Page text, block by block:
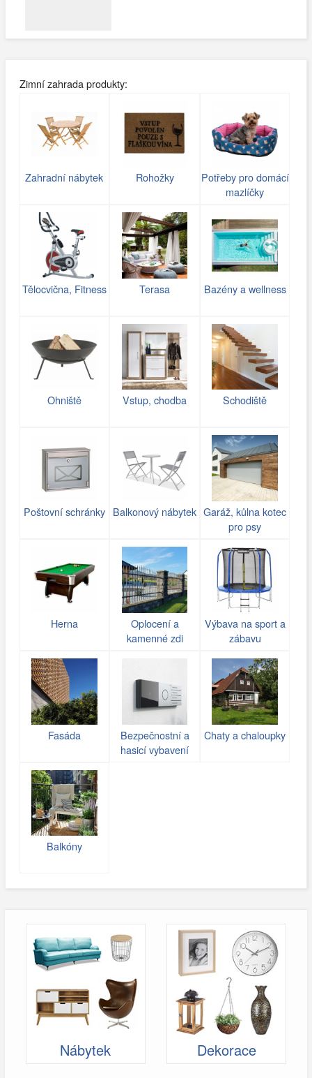
Zimní zahrada produkty:
Zahradní nábytek Rohožky
Potřeby pro domácí
mazlíčky
Tělocvična, Fitness Terasa Bazény a wellness
Ohniště Vstup, chodba Schodiště
Poštovní schránky Balkonový nábytek Garáž, kůlna kotec
pro psy
Herna
Oplocení a
kamenné zdi
Výbava na sport a
zábavu
Fasáda
Bezpečnostní a
hasicí vybavení
Chaty a chaloupky
Balkóny
Nábytek Dekorace